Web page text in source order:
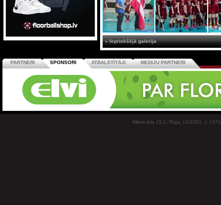
« Iepriekšējā galerija
PARTNERI SPONSORI ATBALSTĪTĀJI MEDIJU PARTNERI
Miera iela 15-1, Rīga, LV-1001, t: